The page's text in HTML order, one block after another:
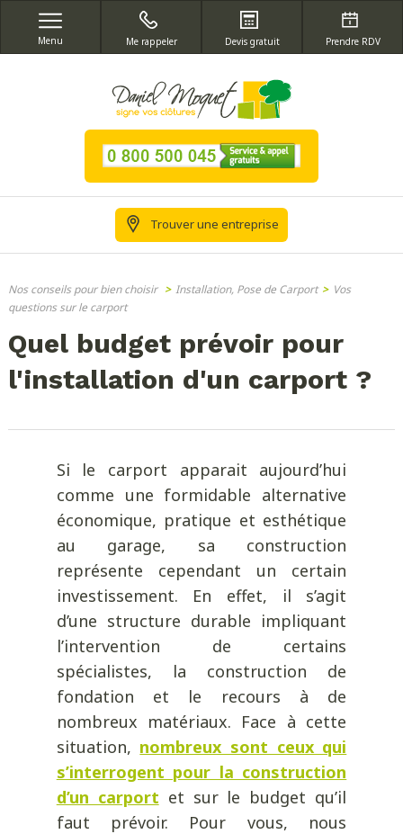
Menu Me rappeler Devis gratuit Prendre RDV
Trouver une entreprise
Nos conseils pour bien choisir > Installation, Pose de Carport > Vos
questions sur le carport
Quel budget prévoir pour
l'installation d'un carport ?
Si le carport apparait aujourd’hui
comme une formidable alternative
économique, pratique et esthétique
au garage, sa construction
représente cependant un certain
investissement. En effet, il s’agit
d’une structure durable impliquant
l’intervention de certains
spécialistes, la construction de
fondation et le recours à de
nombreux matériaux. Face à cette
situation, nombreux sont ceux qui
s’interrogent pour la construction
d’un carport et sur le budget qu’il
faut prévoir. Pour vous, nous